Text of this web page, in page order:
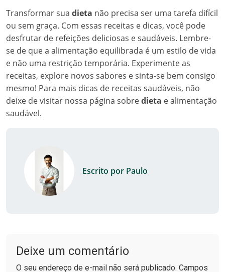
Transformar sua dieta não precisa ser uma tarefa difícil
ou sem graça. Com essas receitas e dicas, você pode
desfrutar de refeições deliciosas e saudáveis. Lembre-
se de que a alimentação equilibrada é um estilo de vida
e não uma restrição temporária. Experimente as
receitas, explore novos sabores e sinta-se bem consigo
mesmo! Para mais dicas de receitas saudáveis, não
deixe de visitar nossa página sobredieta e alimentação
saudável.
Escrito por Paulo
Deixe um comentário
O seu endereço de e-mail não será publicado. Campos